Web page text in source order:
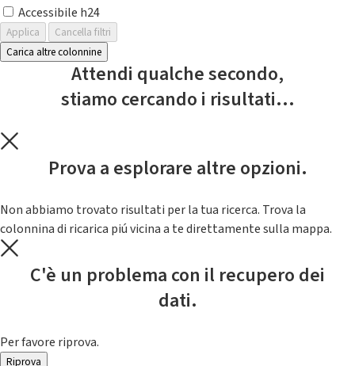
Accessibile h24
Applica
Cancella filtri
Carica altre colonnine
Attendi qualche secondo,
stiamo cercando i risultati...
Prova a esplorare altre opzioni.
Non abbiamo trovato risultati per la tua ricerca. Trova la
colonnina di ricarica piú vicina a te direttamente sulla mappa.
C'è un problema con il recupero dei
dati.
Per favore riprova.
Riprova